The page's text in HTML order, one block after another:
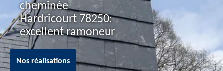
cheminée
Hardricourt 78250:
excellent ramoneur
Nos réalisations